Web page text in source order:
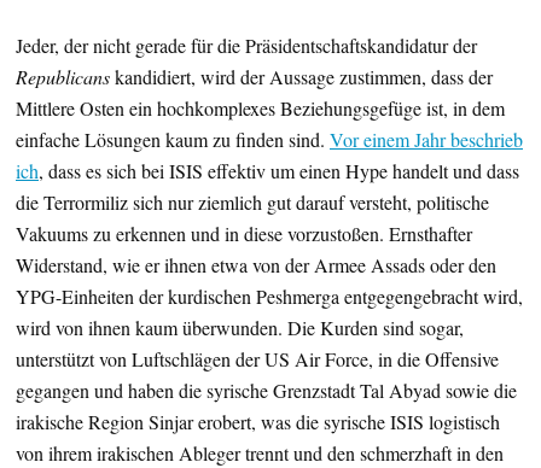
Jeder, der nicht gerade für die Präsidentschaftskandidatur der
Republicanskandidiert, wird der Aussage zustimmen, dass der
Mittlere Osten ein hochkomplexes Beziehungsgefüge ist, in dem
einfache Lösungen kaum zu finden sind. Vor einem Jahr beschrieb
ich, dass es sich bei ISIS effektiv um einen Hype handelt und dass
die Terrormiliz sich nur ziemlich gut darauf versteht, politische
Vakuums zu erkennen und in diese vorzustoßen. Ernsthafter
Widerstand, wie er ihnen etwa von der Armee Assads oder den
YPG-Einheiten der kurdischen Peshmerga entgegengebracht wird,
wird von ihnen kaum überwunden. Die Kurden sind sogar,
unterstützt von Luftschlägen der US Air Force, in die Offensive
gegangen und haben die syrische Grenzstadt Tal Abyad sowie die
irakische Region Sinjar erobert, was die syrische ISIS logistisch
von ihrem irakischen Ableger trennt und den schmerzhaft in den